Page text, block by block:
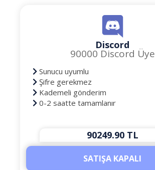
Discord
90000 Discord Üye
Sunucu uyumlu
Şifre gerekmez
Kademeli gönderim
0-2 saatte tamamlanır
90249.90 TL
SATIŞA KAPALI